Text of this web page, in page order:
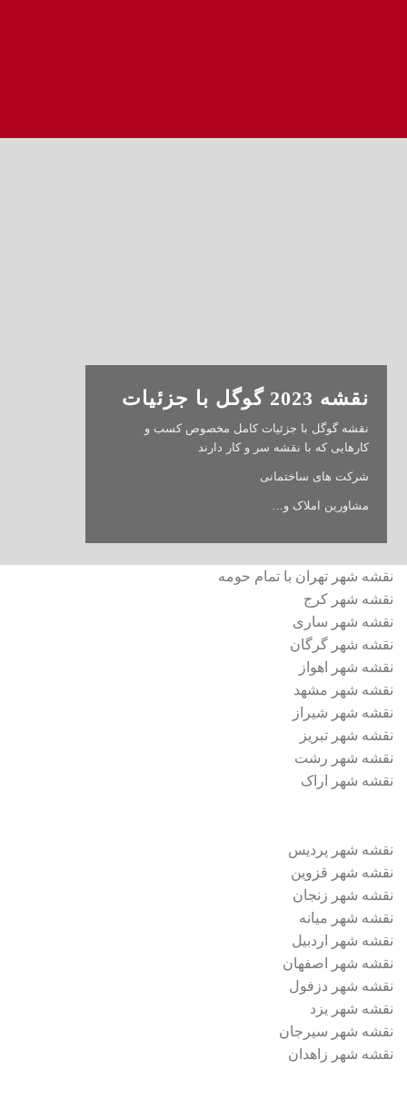
نقشه 2023 گوگل با جزئیات
نقشه گوگل با جزئیات کامل مخصوص کسب و
کارهایی که با نقشه سر و کار دارند
شرکت های ساختمانی
مشاورین املاک و…
نقشه شهر تهران با تمام حومه
نقشه شهر کرج
نقشه شهر ساری
نقشه شهر گرگان
نقشه شهر اهواز
نقشه شهر مشهد
نقشه شهر شیراز
نقشه شهر تبریز
نقشه شهر رشت
نقشه شهر اراک
نقشه شهر پردیس
نقشه شهر قزوین
نقشه شهر زنجان
نقشه شهر میانه
نقشه شهر اردبیل
نقشه شهر اصفهان
نقشه شهر دزفول
نقشه شهر یزد
نقشه شهر سیرجان
نقشه شهر زاهدان